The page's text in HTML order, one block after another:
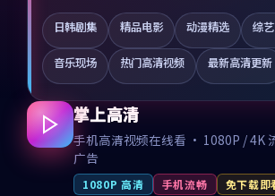
日韩剧集 精品电影 动漫精选 综
音乐现场 热门高清视频 最新高清更新
掌上高清
手机高清视频在线看 · 1080P / 4K
广告
1080P 高清 手机流畅 免下载即